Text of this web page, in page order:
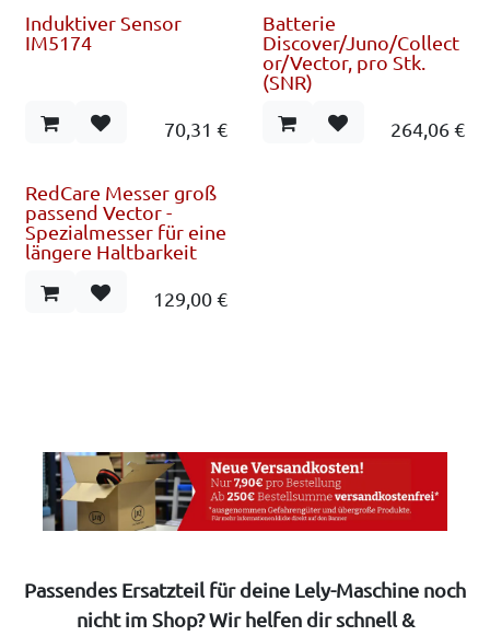
Induktiver Sensor
IM5174
70,31 €
Batterie
Discover/Juno/Collect
or/Vector, pro Stk.
(SNR)
264,06€
RedCare Messer groß
passend Vector -
Spezialmesser für eine
längere Haltbarkeit
129,00€
Passendes Ersatzteil für deine Lely-Maschine noch
nicht im Shop? Wir helfen dir schnell &